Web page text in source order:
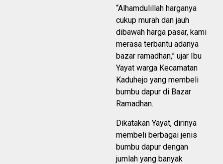
“Alhamdulillah harganya
cukup murah dan jauh
dibawah harga pasar, kami
merasa terbantu adanya
bazar ramadhan,” ujar Ibu
Yayat warga Kecamatan
Kaduhejo yang membeli
bumbu dapur di Bazar
Ramadhan.
Dikatakan Yayat, dirinya
membeli berbagai jenis
bumbu dapur dengan
jumlah yang banyak